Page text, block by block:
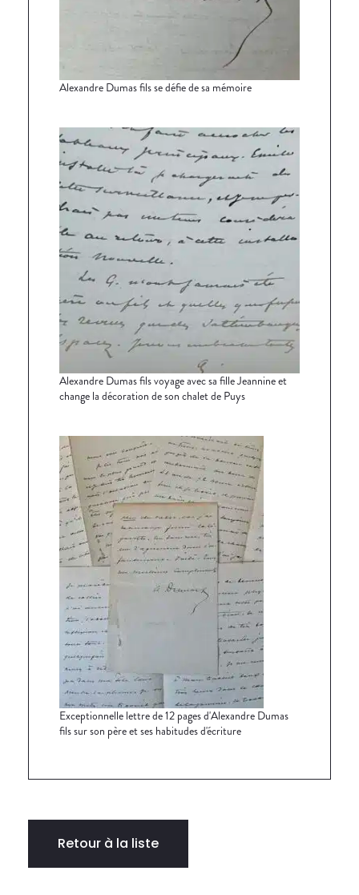
Alexandre Dumas fils se défie de sa mémoire
Alexandre Dumas fils voyage avec sa fille Jeannine et
change la décoration de son chalet de Puys
Exceptionnelle lettre de 12 pages d'Alexandre Dumas
fils sur son père et ses habitudes d'écriture
Retour à la liste